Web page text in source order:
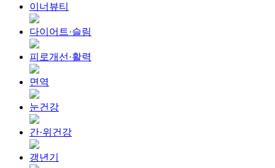
이너뷰티
다이어트·슬림
피로개선·활력
면역
눈건강
간·위건강
갱년기